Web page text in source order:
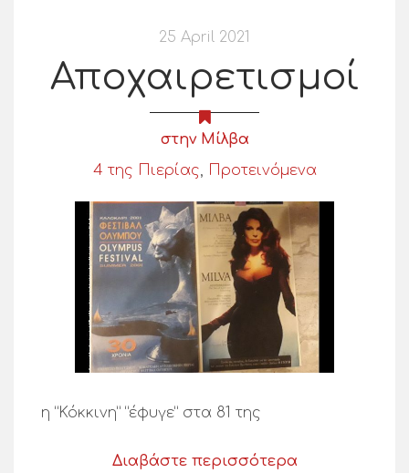
25 April 2021
Αποχαιρετισμοί
στην Μίλβα
4 της Πιερίας, Προτεινόμενα
η “Κόκκινη” “έφυγε” στα 81 της
Διαβάστε περισσότερα